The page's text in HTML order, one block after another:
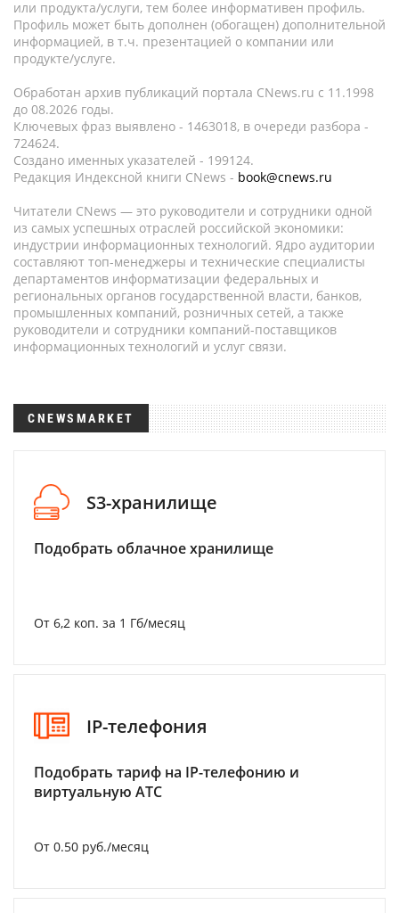
или продукта/услуги, тем более информативен профиль.
Профиль может быть дополнен (обогащен) дополнительной
информацией, в т.ч. презентацией о компании или
продукте/услуге.
Обработан архив публикаций портала CNews.ru c 11.1998
до 08.2026 годы.
Ключевых фраз выявлено - 1463018, в очереди разбора -
724624.
Создано именных указателей - 199124.
Редакция Индексной книги CNews - book@cnews.ru
Читатели CNews — это руководители и сотрудники одной
из самых успешных отраслей российской экономики:
индустрии информационных технологий. Ядро аудитории
составляют топ-менеджеры и технические специалисты
департаментов информатизации федеральных и
региональных органов государственной власти, банков,
промышленных компаний, розничных сетей, а также
руководители и сотрудники компаний-поставщиков
информационных технологий и услуг связи.
CNEWSMARKET
S3-хранилище
Подобрать облачное хранилище
От 6,2 коп. за 1 Гб/месяц
IP-телефония
Подобрать тариф на IP-телефонию и
виртуальную АТС
От 0.50 руб./месяц